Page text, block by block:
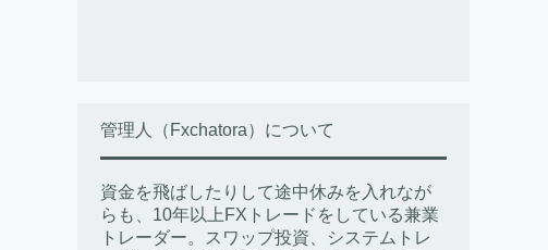
管理人（Fxchatora）について
資金を飛ばしたりして途中休みを入れなが
らも、10年以上FXトレードをしている兼業
トレーダー。スワップ投資、システムトレ